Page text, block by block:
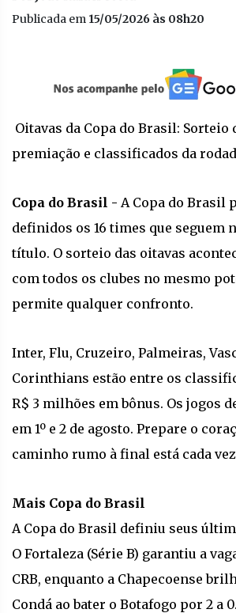
Publicada em 15/05/2026 às 08h20
Oitavas da Copa do Brasil: Sorteio
premiação e classificados da
Copa do Brasil - A Copa do Brasil
definidos os 16 times que seguem
título. O sorteio das oitavas
com todos os clubes no mesmo
permite qualquer confronto.
Inter, Flu, Cruzeiro, Palmeiras,
Corinthians estão entre os
R$ 3 milhões em bônus. Os jogos
em 1º e 2 de agosto. Prepare o
caminho rumo à final está cada
Mais Copa do Brasil
A Copa do Brasil definiu seus
O Fortaleza (Série B) garantiu a
CRB, enquanto a Chapecoense
Condá ao bater o Botafogo por 2 a